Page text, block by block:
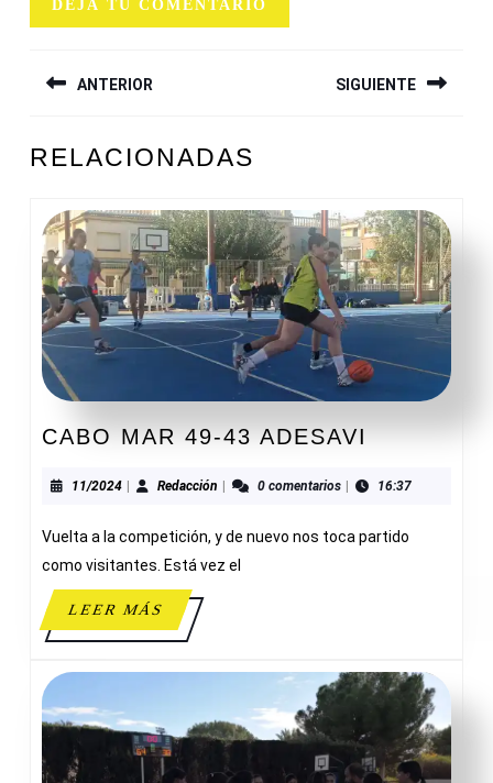
DE
ANTERIOR
anterior:
SIGUIENTE
entrada:
RELACIONADAS
CABO MAR 49-43 ADESAVI
49-
ADESAVI
11/202411/2024
| Redacción Redacción
| 0 comentarios | 16:37
Vuelta a la competición, y de nuevo nos toca partido
como visitantes. Está vez el
LEER MÁSLEER
MÁS